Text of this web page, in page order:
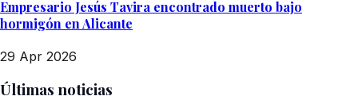
Empresario Jesús Tavira encontrado muerto bajo
hormigón en Alicante
29 Apr 2026
Últimas noticias